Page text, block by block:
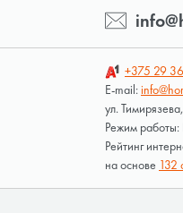
+375 29
E-mail:
ул.
Режим
Рейтинг
на основе 132